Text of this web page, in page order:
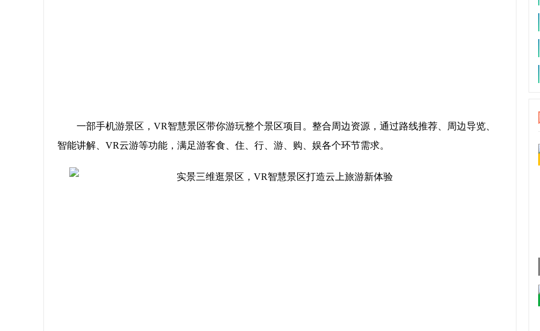
一部手机游景区，VR智慧景区带你游玩整个景区项目。整合周边资源，通过路线推荐、周边导览、
智能讲解、VR云游等功能，满足游客食、住、行、游、购、娱各个环节需求。